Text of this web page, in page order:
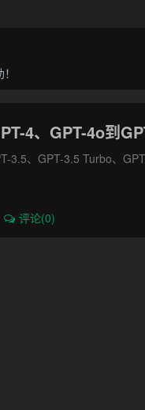
4、GPT-4o到
3.5、GPT-3.5 Turbo、
评论(0)